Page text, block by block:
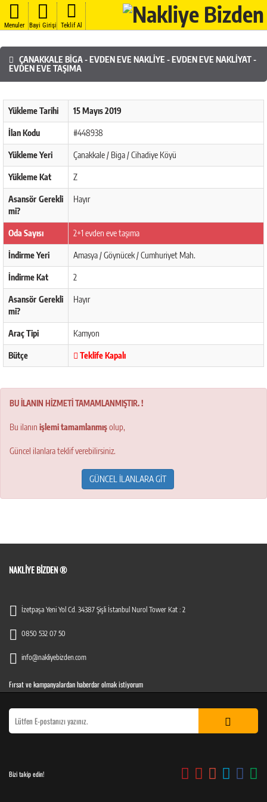
Menuler Bayi Girişi Teklif Al
ÇANAKKALE BIGA - EVDEN EVE NAKLIYE - EVDEN EVE NAKLIYAT -
EVDEN EVE TAŞIMA
Yükleme Tarihi 15 Mayıs 2019
İlan Kodu #448938
Yükleme Yeri Çanakkale / Biga / Cihadiye Köyü
Yükleme Kat Z
Asansör Gerekli
mi?
Hayır
Oda Sayısı 2+1 evden eve taşıma
İndirme Yeri Amasya / Göynücek / Cumhuriyet Mah.
İndirme Kat 2
Asansör Gerekli
mi?
Hayır
Araç Tipi Kamyon
Bütçe Teklife Kapalı
BU İLANIN HİZMETİ TAMAMLANMIŞTIR. !
Bu ilanın işlemi tamamlanmışolup,
Güncel ilanlara teklif verebilirsiniz.
GÜNCEL İLANLARA GİT
NAKLIYE BIZDEN ®
İzetpaşa Yeni Yol Cd. 34387 Şişli İstanbul Nurol Tower Kat : 2
0850 532 07 50
info@nakliyebizden.com
Fırsat ve kampanyalardan haberdar olmak istiyorum
Bizi takip edin!